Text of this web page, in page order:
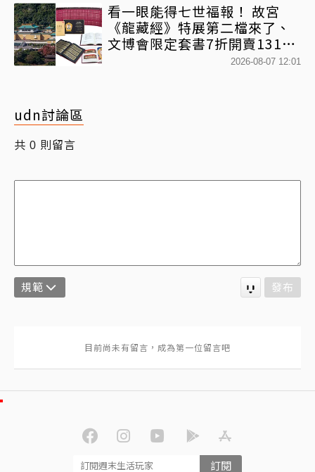
看一眼能得七世福報！ 故宮
《龍藏經》特展第二檔來了、
文博會限定套書7折開賣131萬
網驚：貧窮限制想像2026-08-07 12:01
udn討論區
共 0 則留言
規範 發布
訂閱